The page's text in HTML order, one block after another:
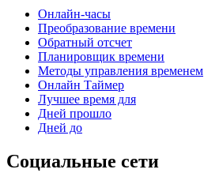
Онлайн-часы
Преобразование времени
Обратный отсчет
Планировщик времени
Методы управления временем
Онлайн Таймер
Лучшее время для
Дней прошло
Дней до
Социальные сети